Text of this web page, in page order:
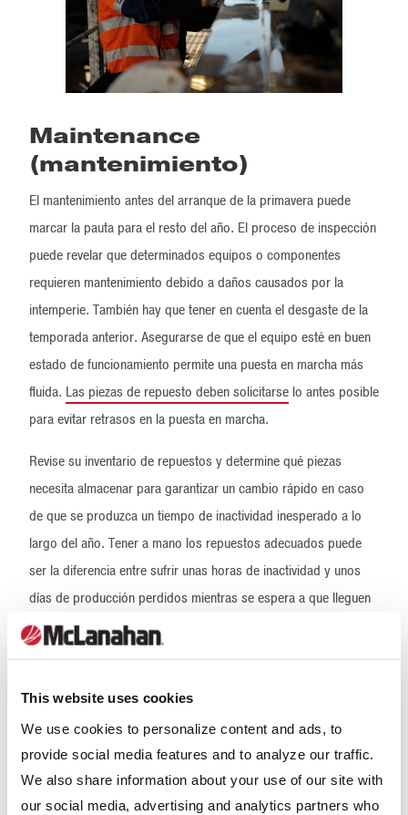
This website uses cookies
We use cookies to personalize content and ads, to
provide social media features and to analyze our traffic.
We also share information about your use of our site with
our social media, advertising and analytics partners who
Maintenance
(mantenimiento)
El mantenimiento antes del arranque de la primavera puede
marcar la pauta para el resto del año. El proceso de inspección
puede revelar que determinados equipos o componentes
requieren mantenimiento debido a daños causados por la
intemperie. También hay que tener en cuenta el desgaste de la
temporada anterior. Asegurarse de que el equipo esté en buen
estado de funcionamiento permite una puesta en marcha más
fluida. Las piezas de repuesto deben solicitarse lo antes posible
para evitar retrasos en la puesta en marcha.
Revise su inventario de repuestos y determine qué piezas
necesita almacenar para garantizar un cambio rápido en caso
de que se produzca un tiempo de inactividad inesperado a lo
largo del año. Tener a mano los repuestos adecuados puede
ser la diferencia entre sufrir unas horas de inactividad y unos
días de producción perdidos mientras se espera a que lleguen
los componentes.